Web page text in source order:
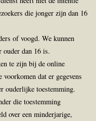
die jonger zijn dan 16
of voogd. We kunnen
ouder dan 16 is.
te zijn bij de online
dat er gegevens
ouderlijke toestemming.
die toestemming
over een minderjarige,